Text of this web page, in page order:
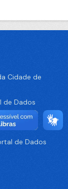
Cidade de
de Dados
de Dados